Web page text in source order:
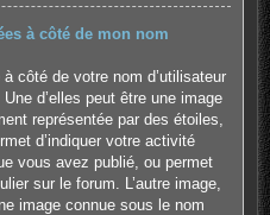
à côté de mon nom
côté de votre nom d’utilisateur
d’elles peut être une image
représentée par des étoiles,
d’indiquer votre activité
vous avez publié, ou permet
sur le forum. L’autre image,
image connue sous le nom